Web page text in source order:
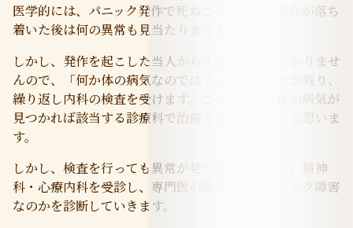
医学的には、パニック発作で死ぬことはなく、発作が落ち
着いた後は何の異常も見当たりません。
しかし、発作を起こした当人からすれば原因が分かりませ
んので、「何か体の病気なのでは？」という疑念が残り、
繰り返し内科の検査を受けます。ここで本当に体の病気が
見つかれば該当する診療科で治療を受ければよいと思いま
す。
しかし、検査を行っても異常が見つからない場合、精神
科・心療内科を受診し、専門医の診察の上でパニック障害
なのかを診断していきます。